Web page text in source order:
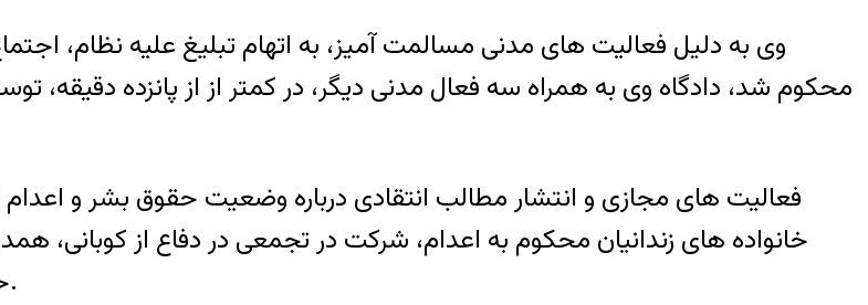
فعالیت های مجازی و انتشار مطالب انتقادی درباره وضعیت حقوق بشر و اعدام
حقوق بشر، مستند اتهاماتی بود که به این فعال مدنی وارد بود.